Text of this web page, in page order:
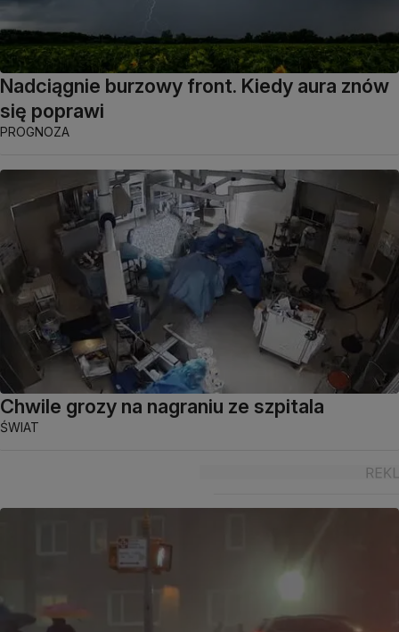
Nadciągnie burzowy front. Kiedy aura znów
się poprawi
PROGNOZA
Chwile grozy na nagraniu ze szpitala
ŚWIAT